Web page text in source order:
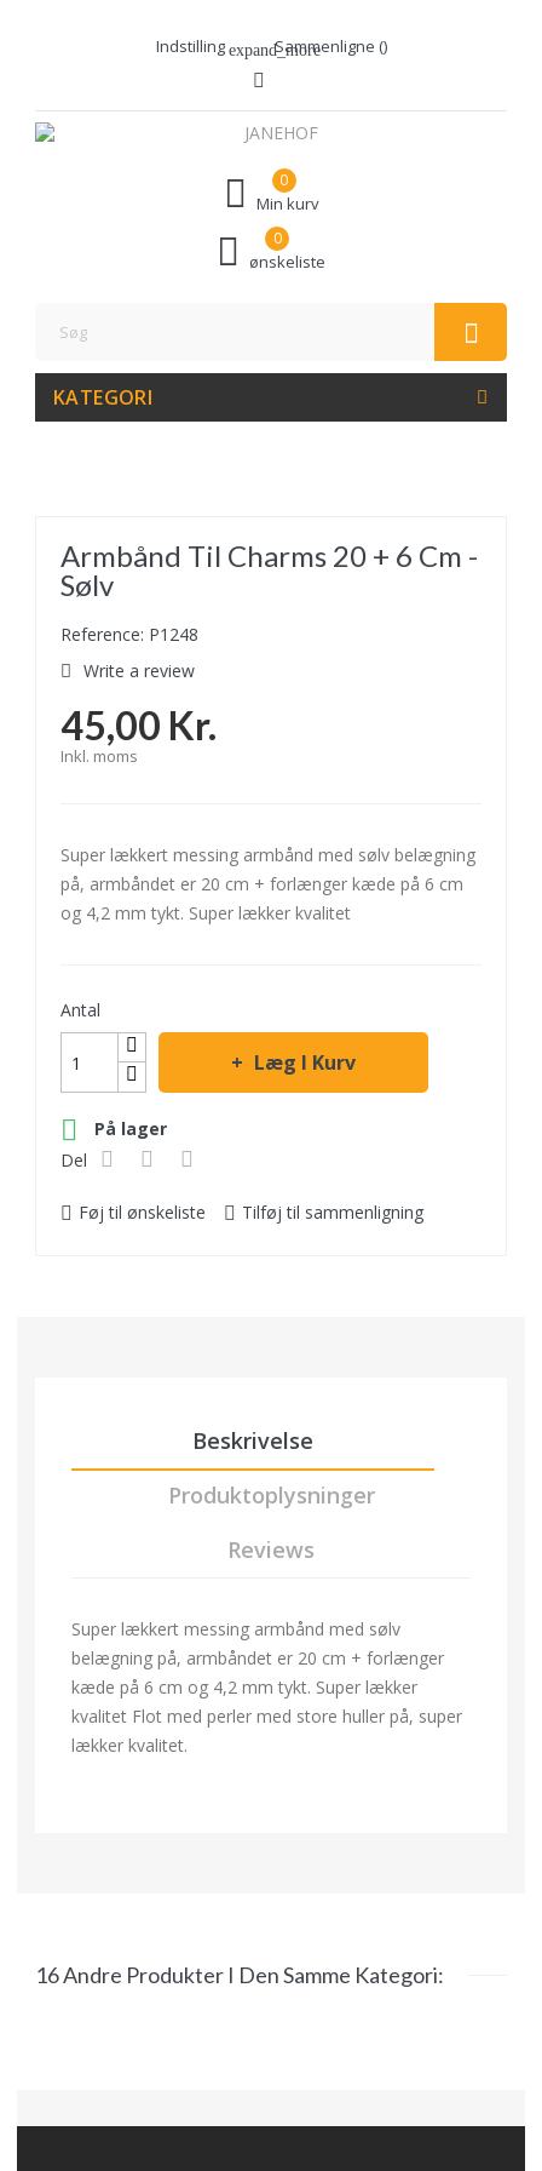
Indstilling expand_moreSammenligne ()
0
Min kurv
ønskeliste
0
KATEGORI
Armbånd Til Charms 20 + 6 Cm -
Sølv
Reference: P1248
Write a review
45,00 Kr.
Inkl. moms
Super lækkert messing armbånd med sølv belægning
på, armbåndet er 20 cm + forlænger kæde på 6 cm
og 4,2 mm tykt. Super lækker kvalitet
Antal
Læg I Kurv

På lager
Del
Føj til ønskeliste Tilføj til sammenligning
Beskrivelse
Produktoplysninger
Reviews
Super lækkert messing armbånd med sølv
belægning på, armbåndet er 20 cm + forlænger
kæde på 6 cm og 4,2 mm tykt. Super lækker
kvalitet Flot med perler med store huller på, super
lækker kvalitet.
16 Andre Produkter I Den Samme Kategori: